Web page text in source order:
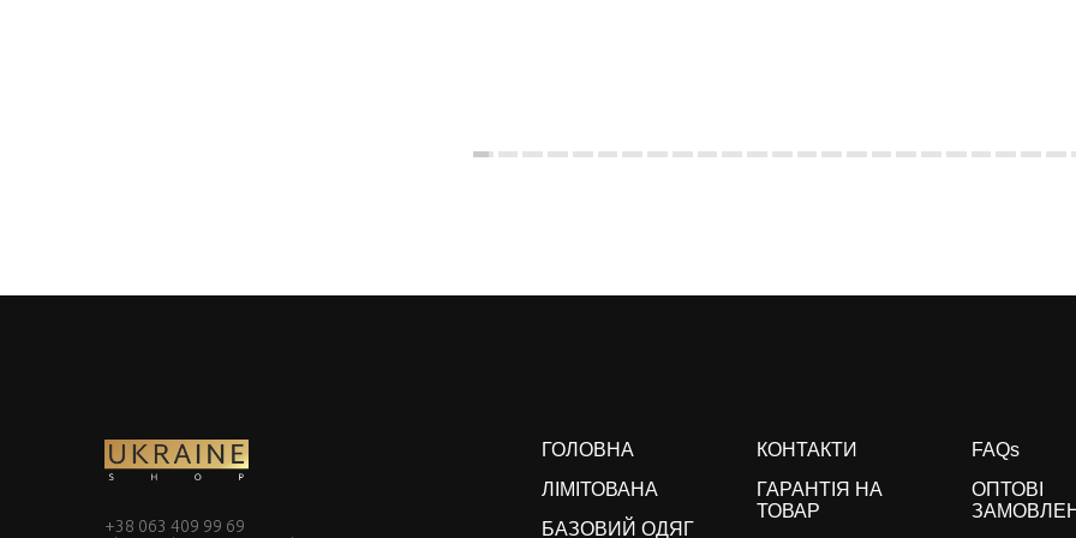
+38 063 409 99 69
ГОЛОВНА
ЛІМІТОВАНА
БАЗОВИЙ ОДЯГ
КОНТАКТИ
ГАРАНТІЯ НА
ТОВАР
FAQs
ОПТОВІ